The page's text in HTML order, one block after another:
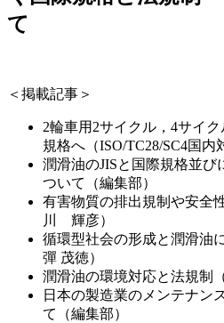
て
＜掲載記事＞
2輪車用2サイクル，4サイ
規格へ（ISO/TC28/SC4国
潤滑油のJISと国際規格並
ついて（編集部）
有害物質の排出規制や安
川 輝彦）
循環型社会の形成と潤滑
彈 茂徳）
潤滑油の環境対応と法規制
日本の製造業のメンテナン
て（編集部）